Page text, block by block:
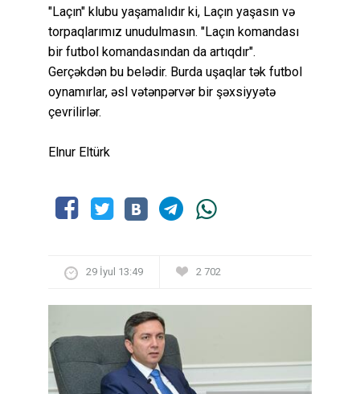
"Laçın" klubu yaşamalıdır ki, Laçın yaşasın və
torpaqlarımız unudulmasın. "Laçın komandası
bir futbol komandasından da artıqdır".
Gerçəkdən bu belədir. Burda uşaqlar tək futbol
oynamırlar, əsl vətənpərvər bir şəxsiyyətə
çevrilirlər.
Elnur Eltürk
29 İyul 13:49 2 702